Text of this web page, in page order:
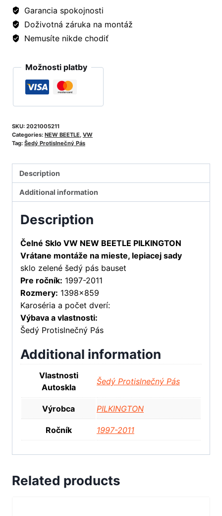
Garancia spokojnosti
Doživotná záruka na montáž
Nemusíte nikde chodiť
Možnosti platby
SKU: 2021005211
Categories: NEW BEETLE VW
Tag: Šedý Protislnečný Pás
Description
Additional information
Description
Čelné Sklo VW NEW BEETLE PILKINGTON
Vrátane montáže na mieste, lepiacej sady
sklo zelené šedý pás bauset
Pre ročník: 1997-2011
Rozmery: 1398×859
Karoséria a počet dverí:
Výbava a vlastnosti:
Šedý Protislnečný Pás
Additional information
Vlastnosti
Autoskla
Šedý Protislnečný Pás
Výrobca PILKINGTON
Ročník 1997-2011
Related products